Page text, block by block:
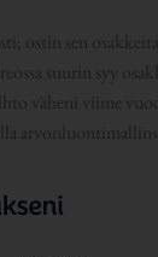
ostin sen
suurin syy
väheni viime